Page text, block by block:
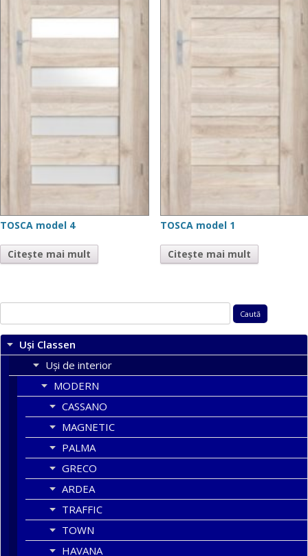
TOSCA model 4
Citește mai mult
TOSCA model 1
Citește mai mult
după:
Uși Classen
Uși de interior
MODERN
CASSANO
MAGNETIC
PALMA
GRECO
ARDEA
TRAFFIC
TOWN
HAVANA